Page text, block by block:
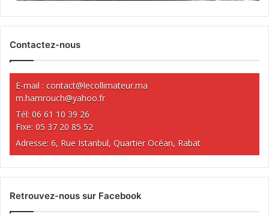
Contactez-nous
E-mail : contact@lecollimateur.ma
m.hamrouch@yahoo.fr
Tél: 06 61 10 39 26
Fixe: 05 37 20 85 52
Adresse: 6, Rue Istanbul, Quartier Océan, Rabat
Retrouvez-nous sur Facebook